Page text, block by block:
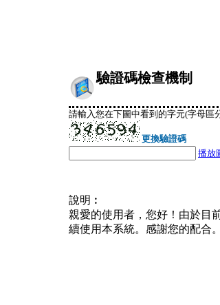
驗證碼檢查機制
請輸入您在下圖中看到的字元(字母區
更換驗證碼
播放
說明︰
親愛的使用者，您好！由於目
續使用本系統。感謝您的配合。